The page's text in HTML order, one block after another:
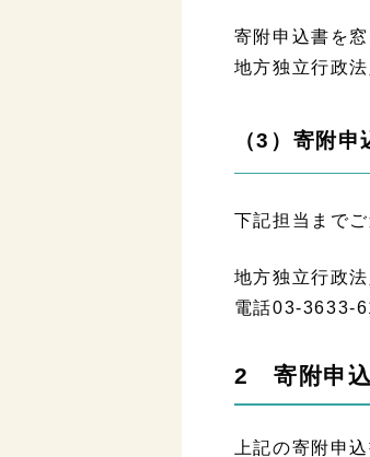
寄附申込書を
地方独立行政
（3）寄附
下記担当まで
地方独立行政
電話03-3633-
2 寄附申込
上記の寄附申